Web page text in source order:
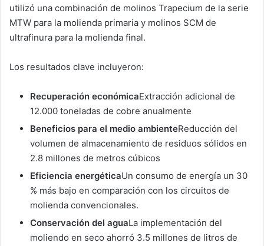
utilizó una combinación de molinos Trapecium de la serie
MTW para la molienda primaria y molinos SCM de
ultrafinura para la molienda final.
Los resultados clave incluyeron:
Recuperación económicaExtracción adicional de
12.000 toneladas de cobre anualmente
Beneficios para el medio ambienteReducción del
volumen de almacenamiento de residuos sólidos en
2.8 millones de metros cúbicos
Eficiencia energéticaUn consumo de energía un 30
% más bajo en comparación con los circuitos de
molienda convencionales.
Conservación del aguaLa implementación del
moliendo en seco ahorró 3.5 millones de litros de